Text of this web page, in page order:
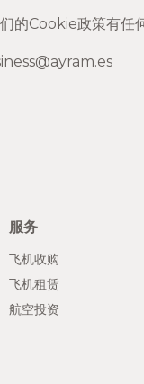
的Cookie政策有任
服务
飞机收购
飞机租赁
航空投资